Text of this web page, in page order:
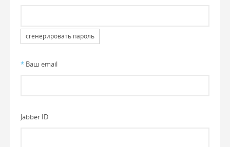
сгенерировать пароль
* Ваш email
Jabber ID